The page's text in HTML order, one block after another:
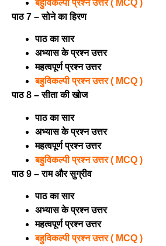
बहुविकल्पी प्रश्न उत्तर ( MCQ )
पाठ 7 – सोने का हिरण
पाठ का सार
अभ्यास के प्रश्न उत्तर
महत्वपूर्ण प्रश्न उत्तर
बहुविकल्पी प्रश्न उत्तर ( MCQ )
पाठ 8 – सीता की खोज
पाठ का सार
अभ्यास के प्रश्न उत्तर
महत्वपूर्ण प्रश्न उत्तर
बहुविकल्पी प्रश्न उत्तर ( MCQ )
पाठ 9 – राम और सुग्रीव
पाठ का सार
अभ्यास के प्रश्न उत्तर
महत्वपूर्ण प्रश्न उत्तर
बहुविकल्पी प्रश्न उत्तर ( MCQ )